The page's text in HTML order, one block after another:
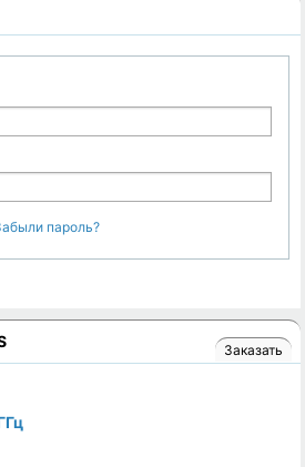
пароль?
Заказать